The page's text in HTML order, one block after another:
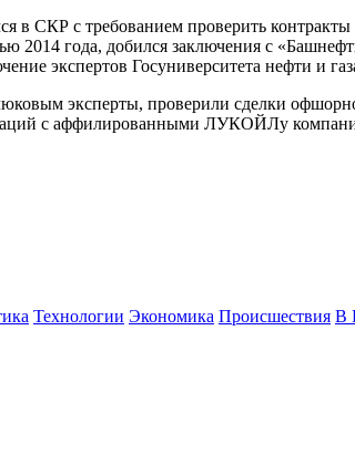
в СКР с требованием проверить
2014 года, добился заключения с
экспертов Госуниверситета нефти и
эксперты, проверили сделки
с аффилированными ЛУКОЙЛу
Технологии Экономика Происшествия В